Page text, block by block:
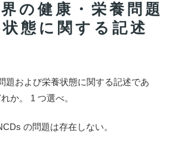
の健康・栄養問題
態に関する記述
題および栄養状態に関する記述であ
か。 1 つ選べ。
の問題は存在しない。